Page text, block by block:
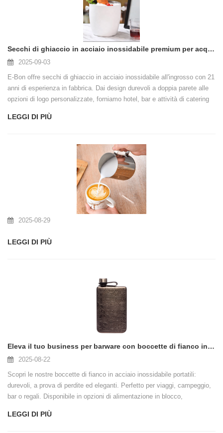
Secchi di ghiaccio in acciaio inossidabile premium per acquirenti globali all'ingrosso
2025-09-03
E-Bon offre secchi di ghiaccio in acciaio inossidabile all'ingrosso con 21
anni di esperienza in fabbrica. Dai design durevoli a doppia parete alle
opzioni di logo personalizzate, forniamo hotel, bar e attività di catering
LEGGI DI PIÙ
2025-08-29
LEGGI DI PIÙ
Eleva il tuo business per barware con boccette di fianco in acciaio inossidabile portatili
2025-08-22
Scopri le nostre boccette di fianco in acciaio inossidabile portatili:
durevoli, a prova di perdite ed eleganti. Perfetto per viaggi, campeggio,
bar o regali. Disponibile in opzioni di alimentazione in blocco,
LEGGI DI PIÙ